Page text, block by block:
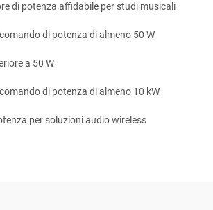
di potenza affidabile per studi musicali
di potenza di almeno 50 W
a 50 W
di potenza di almeno 10 kW
per soluzioni audio wireless